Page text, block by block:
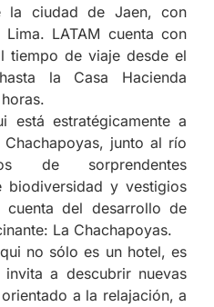
la ciudad de Jaen, con
LATAM cuenta con
tiempo de viaje desde el
la Casa Hacienda
está estratégicamente a
junto al río
de sorprendentes
biodiversidad y vestigios
cuenta del desarrollo de
La Chachapoyas.
no sólo es un hotel, es
a descubrir nuevas
a la relajación, a